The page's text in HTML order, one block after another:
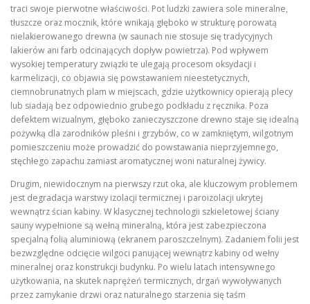
traci swoje pierwotne właściwości. Pot ludzki zawiera sole mineralne,
tłuszcze oraz mocznik, które wnikają głęboko w strukturę porowatą
nielakierowanego drewna (w saunach nie stosuje się tradycyjnych
lakierów ani farb odcinających dopływ powietrza). Pod wpływem
wysokiej temperatury związki te ulegają procesom oksydacji i
karmelizacji, co objawia się powstawaniem nieestetycznych,
ciemnobrunatnych plam w miejscach, gdzie użytkownicy opierają plecy
lub siadają bez odpowiednio grubego podkładu z ręcznika. Poza
defektem wizualnym, głęboko zanieczyszczone drewno staje się idealną
pożywką dla zarodników pleśni i grzybów, co w zamkniętym, wilgotnym
pomieszczeniu może prowadzić do powstawania nieprzyjemnego,
stęchłego zapachu zamiast aromatycznej woni naturalnej żywicy.
Drugim, niewidocznym na pierwszy rzut oka, ale kluczowym problemem
jest degradacja warstwy izolacji termicznej i paroizolacji ukrytej
wewnątrz ścian kabiny. W klasycznej technologii szkieletowej ściany
sauny wypełnione są wełną mineralną, która jest zabezpieczona
specjalną folią aluminiową (ekranem paroszczelnym). Zadaniem folii jest
bezwzględne odcięcie wilgoci panującej wewnątrz kabiny od wełny
mineralnej oraz konstrukcji budynku. Po wielu latach intensywnego
użytkowania, na skutek naprężeń termicznych, drgań wywoływanych
przez zamykanie drzwi oraz naturalnego starzenia się taśm